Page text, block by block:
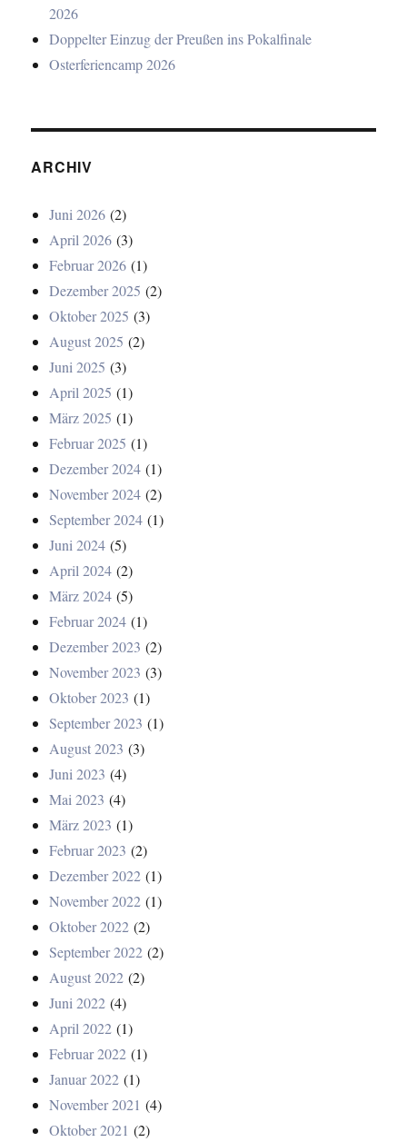
2026
Doppelter Einzug der Preußen ins Pokalfinale
Osterferiencamp 2026
ARCHIV
Juni 2026 (2)
April 2026 (3)
Februar 2026 (1)
Dezember 2025 (2)
Oktober 2025 (3)
August 2025 (2)
Juni 2025 (3)
April 2025 (1)
März 2025 (1)
Februar 2025 (1)
Dezember 2024 (1)
November 2024 (2)
September 2024 (1)
Juni 2024 (5)
April 2024 (2)
März 2024 (5)
Februar 2024 (1)
Dezember 2023 (2)
November 2023 (3)
Oktober 2023 (1)
September 2023 (1)
August 2023 (3)
Juni 2023 (4)
Mai 2023 (4)
März 2023 (1)
Februar 2023 (2)
Dezember 2022 (1)
November 2022 (1)
Oktober 2022 (2)
September 2022 (2)
August 2022 (2)
Juni 2022 (4)
April 2022 (1)
Februar 2022 (1)
Januar 2022 (1)
November 2021 (4)
Oktober 2021 (2)